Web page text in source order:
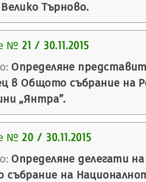
Търново.
№ 21 / 30.11.2015
Определяне
в Общото събрание на
„Янтра”.
№ 20 / 30.11.2015
Определяне делегати
на